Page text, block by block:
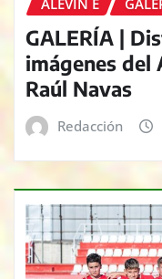
ALEVÍN E
GALERÍA |
imágenes del
Raúl Navas
Redacción